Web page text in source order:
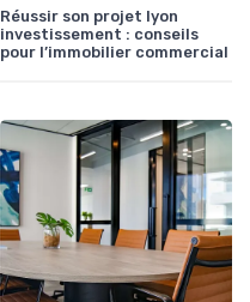
Réussir son projet lyon
investissement : conseils
pour l’immobilier commercial